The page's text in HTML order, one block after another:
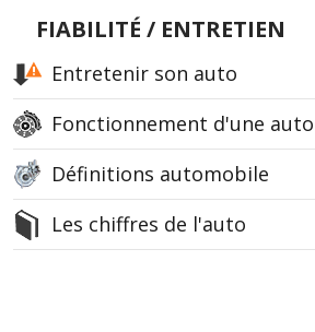
FIABILITÉ / ENTRETIEN
Entretenir son auto
Fonctionnement d'une auto
Définitions automobile
Les chiffres de l'auto